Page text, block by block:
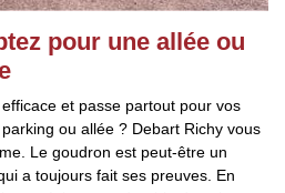
pour une allée ou
et passe partout pour vos
ou allée ? Debart Richy vous
Le goudron est peut-être un
a toujours fait ses preuves. En